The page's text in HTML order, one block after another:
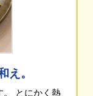
え。
。 とにかく熱